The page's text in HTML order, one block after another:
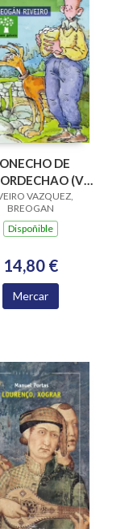
DE
(V
RAIÑA LUPA
2004)
VAZQUEZ,
BREOGAN
Dispoñible
14,80 €
Mercar